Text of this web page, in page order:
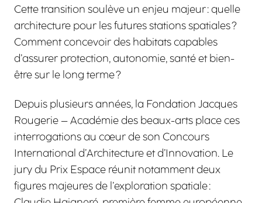
Cette transition soulève un enjeu majeur : quelle
architecture pour les futures stations spatiales ?
Comment concevoir des habitats capables
d’assurer protection, autonomie, santé et bien-
être sur le long terme ?
Depuis plusieurs années, la Fondation Jacques
Rougerie – Académie des beaux-arts place ces
interrogations au cœur de son Concours
International d’Architecture et d’Innovation. Le
jury du Prix Espace réunit notamment deux
figures majeures de l’exploration spatiale :